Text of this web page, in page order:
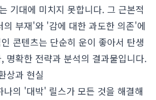
기대에 미치지 못합니다. 그 근본적
의 부재'와 '감에 대한 과도한 의존'에
콘텐츠는 단순히 운이 좋아서 탄생
명확한 전략과 분석의 결과물입니다.
상과 현실
나의 '대박' 릴스가 모든 것을 해결해